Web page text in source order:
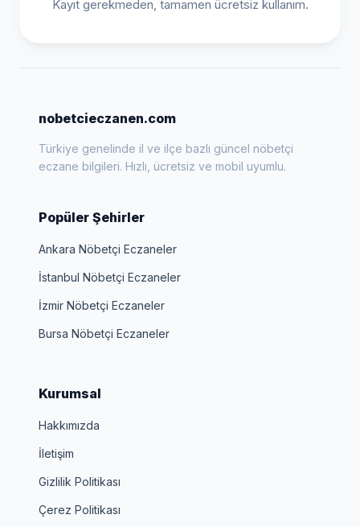
Kayıt gerekmeden, tamamen ücretsiz kullanım.
nobetcieczanen.com
Türkiye genelinde il ve ilçe bazlı güncel nöbetçi
eczane bilgileri. Hızlı, ücretsiz ve mobil uyumlu.
Popüler Şehirler
Ankara Nöbetçi Eczaneler
İstanbul Nöbetçi Eczaneler
İzmir Nöbetçi Eczaneler
Bursa Nöbetçi Eczaneler
Kurumsal
Hakkımızda
İletişim
Gizlilik Politikası
Çerez Politikası